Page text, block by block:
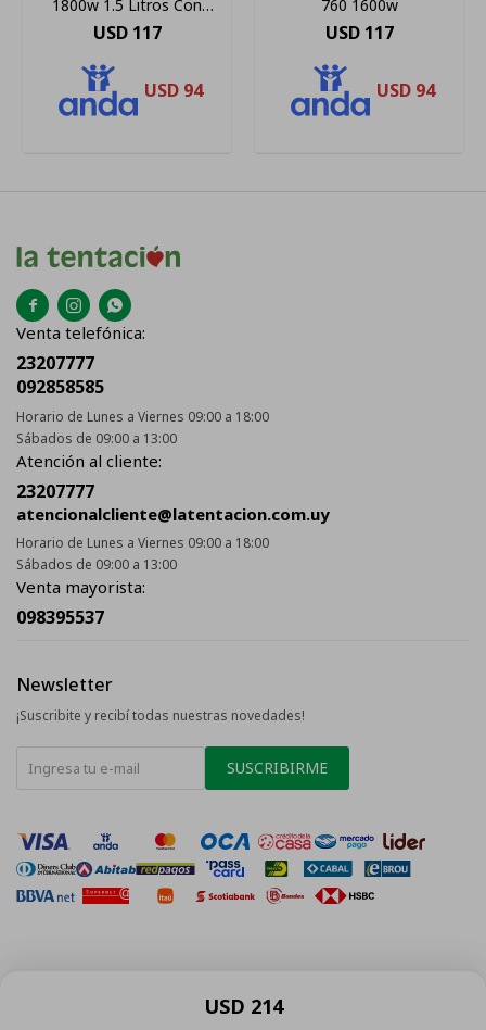
USD 214
1800w 1.5 Litros Con
Bolsa Tela
USD 117
USD 94
760 1600w
USD 117
USD 94
  
Venta telefónica:
23207777
092858585
Horario de Lunes a Viernes 09:00 a 18:00
Sábados de 09:00 a 13:00
Atención al cliente:
23207777
atencionalcliente@latentacion.com.uy
Horario de Lunes a Viernes 09:00 a 18:00
Sábados de 09:00 a 13:00
Venta mayorista:
098395537
Newsletter
¡Suscribite y recibí todas nuestras novedades!
SUSCRIBIRME